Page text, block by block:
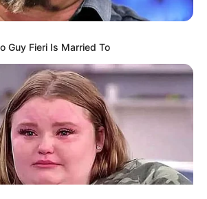
ΕΠΙΚΟΙΝΩΝΙΑ ΟΡΟΙ ΧΡΗΣΗΣ
του Γιώργου Κουτσελίνη
Guy Fieri Is Married To